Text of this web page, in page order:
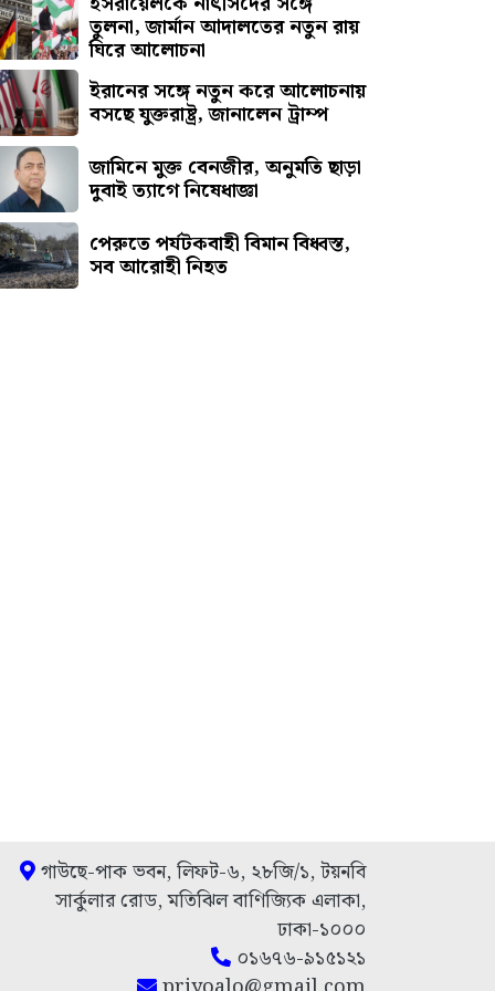
তুলনা, জার্মান আদালতের নতুন রায়
ঘিরে আলোচনা
ইরানের সঙ্গে নতুন করে আলোচনায়
বসছে যুক্তরাষ্ট্র, জানালেন ট্রাম্প
জামিনে মুক্ত বেনজীর, অনুমতি ছাড়া
দুবাই ত্যাগে নিষেধাজ্ঞা
পেরুতে পর্যটকবাহী বিমান বিধ্বস্ত,
সব আরোহী নিহত
গাউছে-পাক ভবন, লিফট-৬, ২৮জি/১, টয়নবি
সার্কুলার রোড, মতিঝিল বাণিজ্যিক এলাকা,
ঢাকা-১০০০
০১৬৭৬-৯১৫১২১